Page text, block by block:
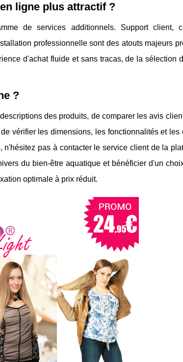
ligne plus attractif ?
de services additionnels. Support client,
professionnelle sont des atouts majeurs
d'achat fluide et sans tracas, de la sélection
?
des produits, de comparer les avis
vérifier les dimensions, les fonctionnalités et les
pas à contacter le service client de la
du bien-être aquatique et bénéficier d'un
optimale à prix réduit.